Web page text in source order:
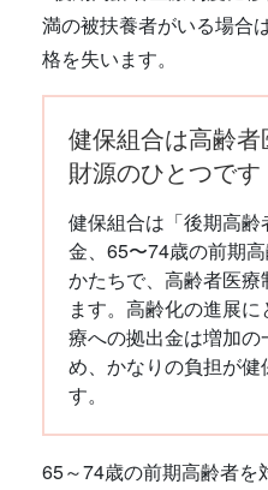
満の被扶養者がいる場合
格を失います。
健保組合は高齢
財源のひとつです
健保組合は「後期高
金、65〜74歳の前期
かたちで、高齢者医
ます。高齢化の進展
療への拠出金は増加
め、かなりの負担が健
す。
65～74歳の前期高齢者を